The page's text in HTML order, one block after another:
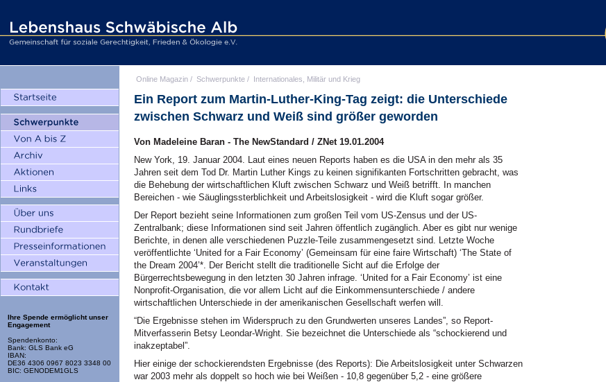
Ihre Spende ermöglicht unser
Engagement
Spendenkonto:
Bank: GLS Bank eG
IBAN:
DE36 4306 0967 8023 3348 00
BIC: GENODEM1GLS
Online Magazin / Schwerpunkte / Internationales, Militär und Krieg
Ein Report zum Martin-Luther-King-Tag zeigt: die Unterschiede
zwischen Schwarz und Weiß sind größer geworden
Von Madeleine Baran - The NewStandard / ZNet 19.01.2004
New York, 19. Januar 2004. Laut eines neuen Reports haben es die USA in den mehr als 35
Jahren seit dem Tod Dr. Martin Luther Kings zu keinen signifikanten Fortschritten gebracht, was
die Behebung der wirtschaftlichen Kluft zwischen Schwarz und Weiß betrifft. In manchen
Bereichen - wie Säuglingssterblichkeit und Arbeitslosigkeit - wird die Kluft sogar größer.
Der Report bezieht seine Informationen zum großen Teil vom US-Zensus und der US-
Zentralbank; diese Informationen sind seit Jahren öffentlich zugänglich. Aber es gibt nur wenige
Berichte, in denen alle verschiedenen Puzzle-Teile zusammengesetzt sind. Letzte Woche
veröffentlichte ‘United for a Fair Economy’ (Gemeinsam für eine faire Wirtschaft) ‘The State of
the Dream 2004’*. Der Bericht stellt die traditionelle Sicht auf die Erfolge der
Bürgerrechtsbewegung in den letzten 30 Jahren infrage. ‘United for a Fair Economy’ ist eine
Nonprofit-Organisation, die vor allem Licht auf die Einkommensunterschiede / andere
wirtschaftlichen Unterschiede in der amerikanischen Gesellschaft werfen will.
“Die Ergebnisse stehen im Widerspruch zu den Grundwerten unseres Landes”, so Report-
Mitverfasserin Betsy Leondar-Wright. Sie bezeichnet die Unterschiede als “schockierend und
inakzeptabel”.
Hier einige der schockierendsten Ergebnisse (des Reports): Die Arbeitslosigkeit unter Schwarzen
war 2003 mehr als doppelt so hoch wie bei Weißen - 10,8 gegenüber 5,2 - eine größere